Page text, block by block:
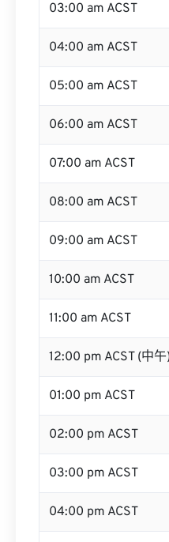
03:00 am ACST
04:00 am ACST
05:00 am ACST
06:00 am ACST
07:00 am ACST
08:00 am ACST
09:00 am ACST
10:00 am ACST
11:00 am ACST
12:00 pm ACST (中
01:00 pm ACST
02:00 pm ACST
03:00 pm ACST
04:00 pm ACST